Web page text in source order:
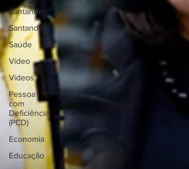
Santander
Santander
Saúde
Vídeo
Vídeos
Pessoa
com
Deficiência
(PCD)
Economia
Educação